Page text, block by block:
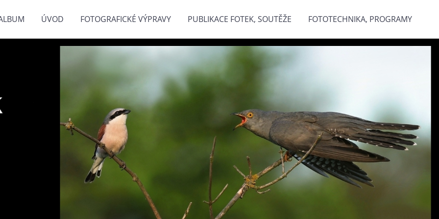
ÚVOD FOTOGRAFICKÉ VÝPRAVY PUBLIKACE FOTEK, SOUTĚŽE FOTOTECHNIKA, PROGRAMY